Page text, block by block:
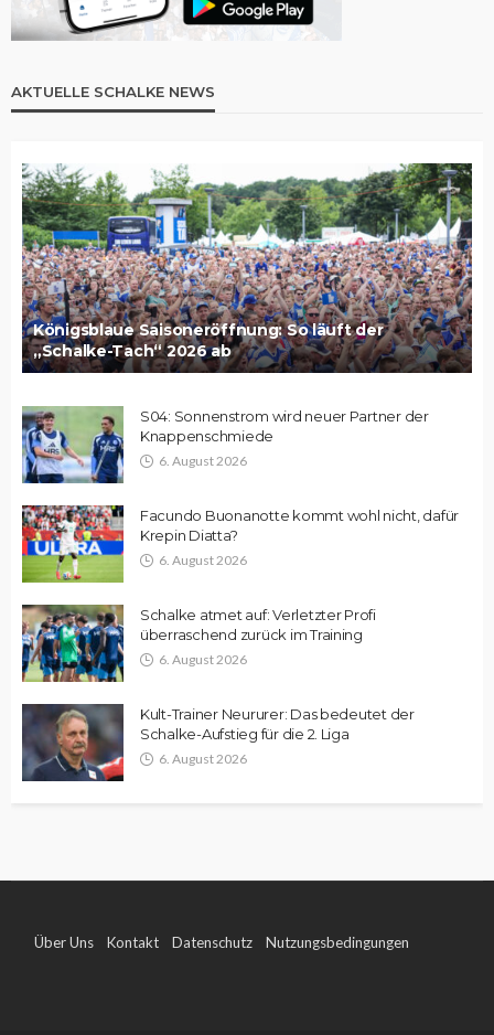
AKTUELLE SCHALKE NEWS
Königsblaue Saisoneröffnung: So läuft der
„Schalke-Tach“ 2026 ab
S04: Sonnenstrom wird neuer Partner der
Knappenschmiede
6. August 2026
Facundo Buonanotte kommt wohl nicht, dafür
Krepin Diatta?
6. August 2026
Schalke atmet auf: Verletzter Profi
überraschend zurück im Training
6. August 2026
Kult-Trainer Neururer: Das bedeutet der
Schalke-Aufstieg für die 2. Liga
6. August 2026
Über Uns Kontakt Datenschutz Nutzungsbedingungen